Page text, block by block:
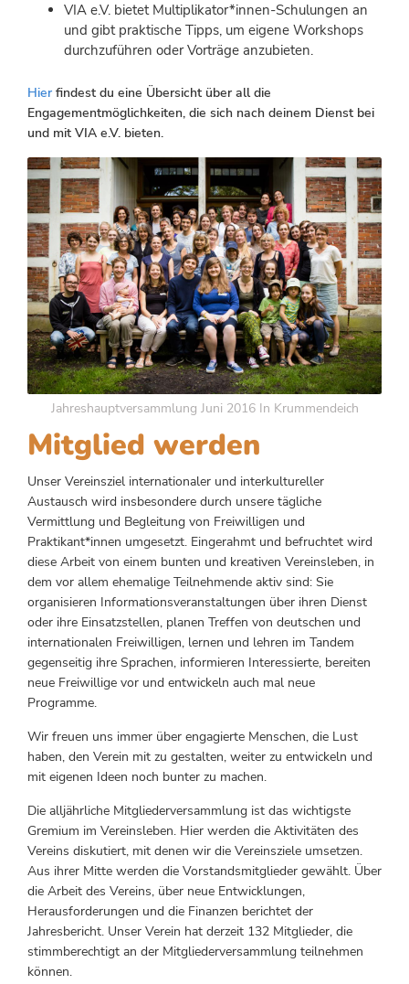
VIA e.V. bietet Multiplikator*innen-Schulungen an
und gibt praktische Tipps, um eigene Workshops
durchzuführen oder Vorträge anzubieten.
Hier findest du eine Übersicht über all die
Engagementmöglichkeiten, die sich nach deinem Dienst bei
und mit VIA e.V. bieten.
Jahreshauptversammlung Juni 2016 In Krummendeich
Mitglied werden
Unser Vereinsziel internationaler und interkultureller
Austausch wird insbesondere durch unsere tägliche
Vermittlung und Begleitung von Freiwilligen und
Praktikant*innen umgesetzt. Eingerahmt und befruchtet wird
diese Arbeit von einem bunten und kreativen Vereinsleben, in
dem vor allem ehemalige Teilnehmende aktiv sind: Sie
organisieren Informationsveranstaltungen über ihren Dienst
oder ihre Einsatzstellen, planen Treffen von deutschen und
internationalen Freiwilligen, lernen und lehren im Tandem
gegenseitig ihre Sprachen, informieren Interessierte, bereiten
neue Freiwillige vor und entwickeln auch mal neue
Programme.
Wir freuen uns immer über engagierte Menschen, die Lust
haben, den Verein mit zu gestalten, weiter zu entwickeln und
mit eigenen Ideen noch bunter zu machen.
Die alljährliche Mitgliederversammlung ist das wichtigste
Gremium im Vereinsleben. Hier werden die Aktivitäten des
Vereins diskutiert, mit denen wir die Vereinsziele umsetzen.
Aus ihrer Mitte werden die Vorstandsmitglieder gewählt. Über
die Arbeit des Vereins, über neue Entwicklungen,
Herausforderungen und die Finanzen berichtet der
Jahresbericht. Unser Verein hat derzeit 132 Mitglieder, die
stimmberechtigt an der Mitgliederversammlung teilnehmen
können.